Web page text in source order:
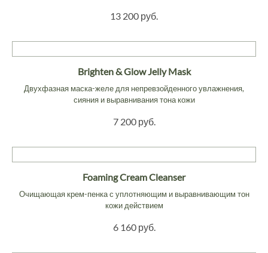
13 200 руб.
Brighten & Glow Jelly Mask
Двухфазная маска-желе для непревзойденного увлажнения,
сияния и выравнивания тона кожи
7 200 руб.
Foaming Cream Cleanser
Очищающая крем-пенка с уплотняющим и выравнивающим тон
кожи действием
6 160 руб.